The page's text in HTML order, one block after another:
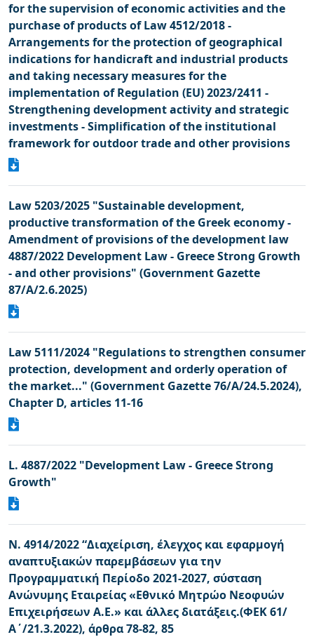
for the supervision of economic activities and the
purchase of products of Law 4512/2018 -
Arrangements for the protection of geographical
indications for handicraft and industrial products
and taking necessary measures for the
implementation of Regulation (EU) 2023/2411 -
Strengthening development activity and strategic
investments - Simplification of the institutional
framework for outdoor trade and other provisions
Law 5203/2025 "Sustainable development,
productive transformation of the Greek economy -
Amendment of provisions of the development law
4887/2022 Development Law - Greece Strong Growth
- and other provisions" (Government Gazette
87/A/2.6.2025)
Law 5111/2024 "Regulations to strengthen consumer
protection, development and orderly operation of
the market..." (Government Gazette 76/A/24.5.2024),
Chapter D, articles 11-16
L. 4887/2022 "Development Law - Greece Strong
Growth"
N. 4914/2022 “Διαχείριση, έλεγχος και εφαρμογή
αναπτυξιακών παρεμβάσεων για την
Προγραμματική Περίοδo 2021-2027, σύσταση
Ανώνυμης Εταιρείας «Εθνικό Μητρώο Νεοφυών
Επιχειρήσεων Α.Ε.» και άλλες διατάξεις.(ΦΕΚ 61/
Α΄/21.3.2022), άρθρα 78-82, 85